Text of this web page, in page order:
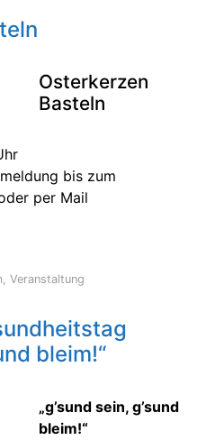
Osterkerzen
Basteln
bis zum
per Mail
,Veranstaltung
bleim!“
„g’sund sein, g’sund
bleim!“